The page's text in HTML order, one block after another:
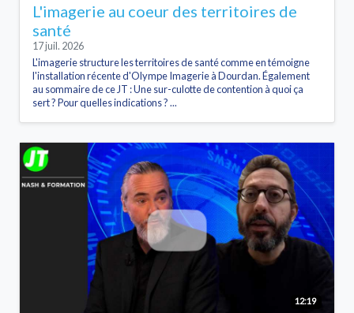
L'imagerie au coeur des territoires de
santé
17 juil. 2026
L'imagerie structure les territoires de santé comme en témoigne
l'installation récente d'Olympe Imagerie à Dourdan. Également
au sommaire de ce JT : Une sur-culotte de contention à quoi ça
sert ? Pour quelles indications ? ...
12:19